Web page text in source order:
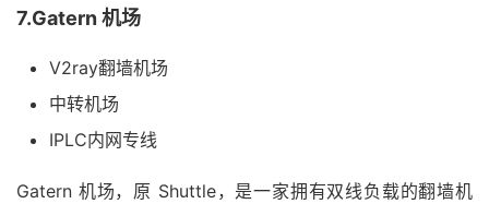
7.Gatern 机场
V2ray翻墙机场
中转机场
IPLC内网专线
Gatern 机场，原 Shuttle，是一家拥有双线负载的翻墙机